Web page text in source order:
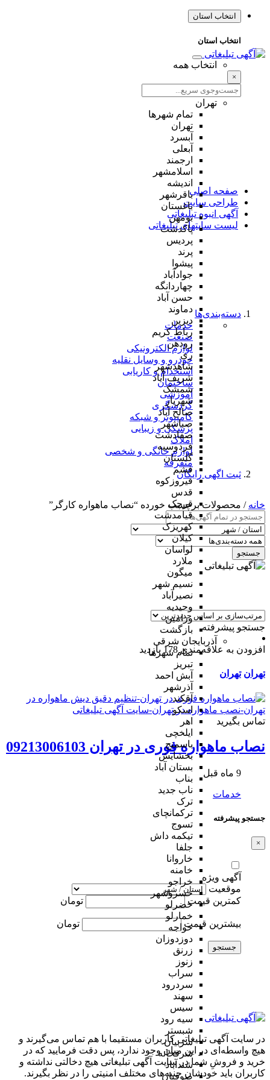
انتخاب استان
انتخاب استان
انتخاب همه
×
تهران
تمام شهر‌ها
تهران
آبسرد
آبعلی
ارجمند
اسلامشهر
اندیشه
باقرشهر
باغستان
بومهن
پاکدشت
پردیس
پرند
پیشوا
جوادآباد
چهاردانگه
حسن آباد
دماوند
دیزین
رباط کریم
رودهن
ری
شاهدشهر
شریف آباد
شمشک
شهریار
صالح آباد
صباشهر
صفادشت
فردوسیه
گلستان
فشم
فیروزکوه
قدس
قرچک
قیامدشت
کهریزک
کیلان
لواسان
ملارد
میگون
نسیم شهر
نصیرآباد
وحیدیه
ورامین
بازگشت
آذربایجان شرقی
تمام شهر‌ها
تبریز
آبش احمد
آذرشهر
آقکند
اسکو
اهر
ایلخچی
باسمنج
بخشایش
بستان آباد
بناب
ناب جدید
ترک
ترکمانچای
تسوج
تیکمه داش
جلفا
خاروانا
خامنه
خراجو
خسروشهر
خضرلو
خمارلو
خواجه
دوزدوزان
زرنق
زنوز
سراب
سردرود
سهند
سیس
سیه رود
شبستر
شربیان
شرفخانه
شندآباد
صوفیان
صفحه اصلی
طراحی سایت
آگهی انبوه تبلیغاتی
لیست سایتهای تبلیغاتی
دسته‌بندی‌ها
خدمات
صنعت
لوازم الکترونیکی
خودرو و وسایل نقلیه
استخدام و کاریابی
ساختمان
آموزشی
گردشگری
کامپیوتر و شبکه
پزشکی و زیبایی
املاک
لوازم خانگی و شخصی
متفرقه
ثبت اگهی رایگان
خانه / محصولات برچسب خورده “نصاب ماهواره کارگر”
جستجو
جستجو پیشرفته
افزودن به علاقه‌مندی 178 بازدید
تهران تهران
تماس بگیرید
نصاب ماهواره فوری در تهران 09213006103
9 ماه قبل
خدمات
جستجو پیشرفته
×
آگهی ویژه
موقعیت
کمترین قیمت
تومان
بیشترین قیمت تومان
جستجو
در سایت آگهی تبلیغاتی کاربران مستقیما با هم تماس می‌گیرند و
هیچ واسطه‌ای در این میان وجود ندارد، پس دقت فرمایید که در
خرید و فروشِ شما در سایت آگهی تبلیغاتی هیچ دخالتی نداشته و
کاربران باید خودشان جنبه‌های مختلف امنیتی را در نظر بگیرند.